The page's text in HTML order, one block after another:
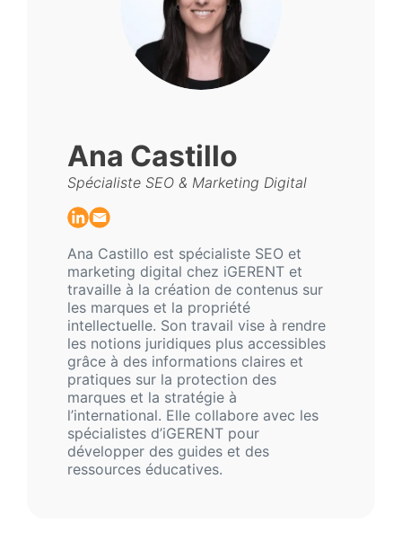
Ana Castillo
Spécialiste SEO & Marketing Digital
Ana Castillo est spécialiste SEO et
marketing digital chez iGERENT et
travaille à la création de contenus sur
les marques et la propriété
intellectuelle. Son travail vise à rendre
les notions juridiques plus accessibles
grâce à des informations claires et
pratiques sur la protection des
marques et la stratégie à
l’international. Elle collabore avec les
spécialistes d’iGERENT pour
développer des guides et des
ressources éducatives.